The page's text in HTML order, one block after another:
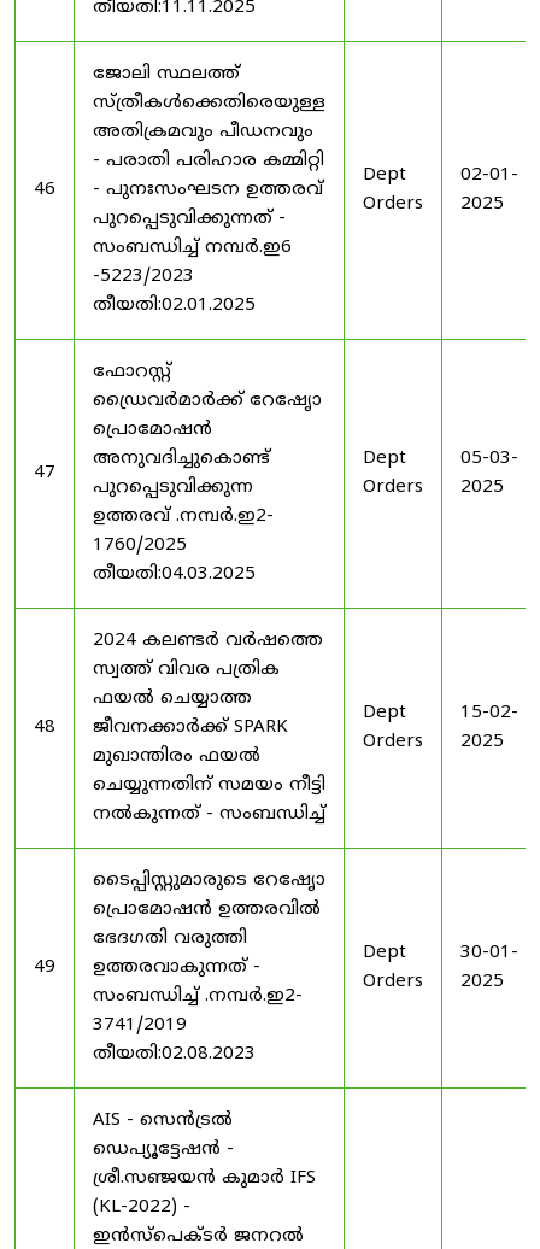
തീയതി:11.11.2025
46
ജോലി സ്ഥലത്ത്
സ്ത്രീകൾക്കെതിരെയുള്ള
അതിക്രമവും പീഡനവും
- പരാതി പരിഹാര കമ്മിറ്റി
- പുനഃസംഘടന ഉത്തരവ്
പുറപ്പെടുവിക്കുന്നത് -
സംബന്ധിച്ച് നമ്പർ.ഇ6
-5223/2023
തീയതി:02.01.2025
Dept
Orders
02-01-
2025
47
ഫോറസ്റ്റ്
ഡ്രൈവർമാർക്ക് റേഷേൃാ
പ്രൊമോഷൻ
അനുവദിച്ചുകൊണ്ട്
പുറപ്പെടുവിക്കുന്ന
ഉത്തരവ് .നമ്പർ.ഇ2-
1760/2025
തീയതി:04.03.2025
Dept
Orders
05-03-
2025
48
2024 കലണ്ടർ വർഷത്തെ
സ്വത്ത് വിവര പത്രിക
ഫയൽ ചെയ്യാത്ത
ജീവനക്കാർക്ക് SPARK
മുഖാന്തിരം ഫയൽ
ചെയ്യുന്നതിന് സമയം നീട്ടി
നൽകുന്നത് - സംബന്ധിച്ച്
Dept
Orders
15-02-
2025
49
ടൈപ്പിസ്റ്റുമാരുടെ റേഷേൃാ
പ്രൊമോഷൻ ഉത്തരവിൽ
ഭേദഗതി വരുത്തി
ഉത്തരവാകുന്നത് -
സംബന്ധിച്ച് .നമ്പർ.ഇ2-
3741/2019
തീയതി:02.08.2023
Dept
Orders
30-01-
2025
AIS - സെൻട്രൽ
ഡെപ്യൂട്ടേഷൻ -
ശ്രീ.സഞ്ജയൻ കുമാർ IFS
(KL-2022) -
ഇൻസ്പെക്ടർ ജനറൽ